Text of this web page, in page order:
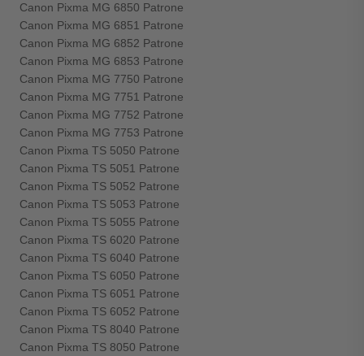
Canon Pixma MG 6850 Patrone
Canon Pixma MG 6851 Patrone
Canon Pixma MG 6852 Patrone
Canon Pixma MG 6853 Patrone
Canon Pixma MG 7750 Patrone
Canon Pixma MG 7751 Patrone
Canon Pixma MG 7752 Patrone
Canon Pixma MG 7753 Patrone
Canon Pixma TS 5050 Patrone
Canon Pixma TS 5051 Patrone
Canon Pixma TS 5052 Patrone
Canon Pixma TS 5053 Patrone
Canon Pixma TS 5055 Patrone
Canon Pixma TS 6020 Patrone
Canon Pixma TS 6040 Patrone
Canon Pixma TS 6050 Patrone
Canon Pixma TS 6051 Patrone
Canon Pixma TS 6052 Patrone
Canon Pixma TS 8040 Patrone
Canon Pixma TS 8050 Patrone